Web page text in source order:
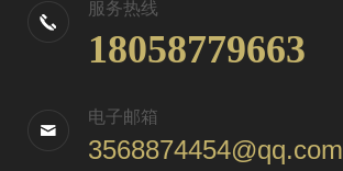
服务热线
18058779663
电子邮箱
3568874454@qq.com